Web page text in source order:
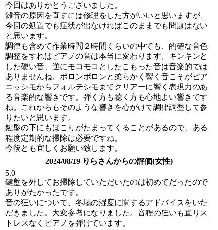
今回はありがとうございました。
雑音の原因を直すには修理をした方がいいと思いますが、
今回の処置でも症状が出なければこのままでも問題はない
と思います。
調律も含めて作業時間２時間くらいの中でも、的確な音色
調整をすればピアノの音は本当に変わります。キンキンと
した硬い音、逆にモコモコとしたこもった音は音楽的では
ありませんね。ポロンポロンと柔らかく響く音こそがピア
ニッシモからフォルテシモまでクリアーに響く表現力のあ
る音楽的な響きです。弾く方も聴く方も心地よい響きです
ね。これからもそのような響きを心がけて調律調整して参
りたいと思います。
鍵盤の下にもほこりがたまってくることがあるので、ある
程度定期的な掃除は必要ですね。
今後とも宜しくお願い致します。
2024/08/19 りらさんからの評価(女性)
5.0
鍵盤を外してお掃除していただいたのは初めてだったので
ありがたかったです。
音の狂いについて、冬場の湿度に関するアドバイスをいた
だきました。大変参考になりました。音程の狂いも直りス
トレスなくピアノを弾けています。